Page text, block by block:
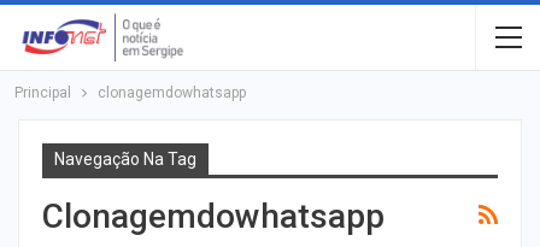
Principal clonagemdowhatsapp
Navegação Na Tag
Clonagemdowhatsapp